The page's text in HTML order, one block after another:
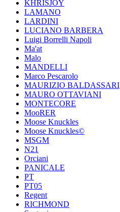
KHRISJOY
LAMANO
LARDINI
LUCIANO BARBERA
Luigi Borrelli Napoli
Ma'at
Malo
MANDELLI
Marco Pescarolo
MAURIZIO BALDASSARI
MAURO OTTAVIANI
MONTECORE
MooRER
Moose Knuckles
Moose Knuckles©️
MSGM
N21
Orciani
PANICALE
PT
PT05
Regent
RICHMOND